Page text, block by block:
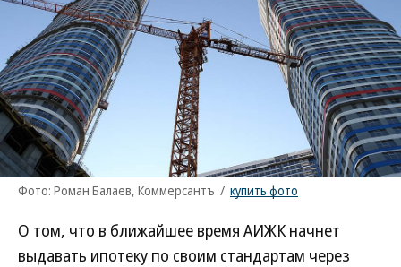
Фото: Роман Балаев, Коммерсантъ / купить фото
О том, что в ближайшее время АИЖК начнет
выдавать ипотеку по своим стандартам через